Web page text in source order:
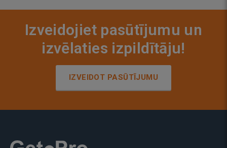
Izveidojiet pasūtījumu un
izvēlaties izpildītāju!
IZVEIDOT PASŪTĪJUMU